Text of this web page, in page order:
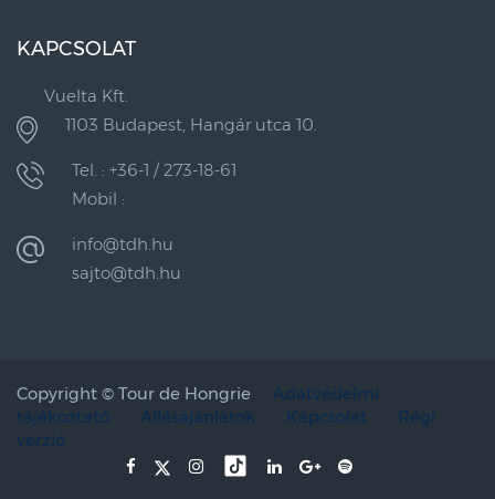
KAPCSOLAT
Vuelta Kft.
1103 Budapest, Hangár utca 10.
Tel. : +36-1 / 273-18-61
Mobil :
info@tdh.hu
sajto@tdh.hu
Copyright © Tour de Hongrie
Adatvédelmi
tájékoztató
Állásajánlatok Kapcsolat
Régi
verzió